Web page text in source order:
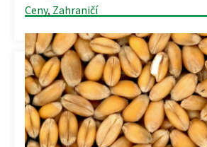
Ceny, Zahraničí